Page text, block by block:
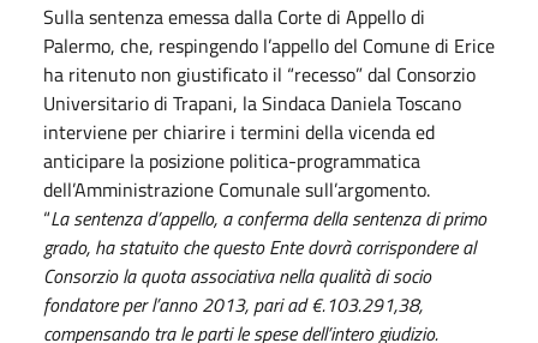
Sulla sentenza emessa dalla Corte di Appello di
Palermo, che, respingendo l’appello del Comune di Erice
ha ritenuto non giustificato il “recesso” dal Consorzio
Universitario di Trapani, la Sindaca Daniela Toscano
interviene per chiarire i termini della vicenda ed
anticipare la posizione politica-programmatica
dell’Amministrazione Comunale sull’argomento.
“La sentenza d’appello, a conferma della sentenza di primo
grado, ha statuito che questo Ente dovrà corrispondere al
Consorzio la quota associativa nella qualità di socio
fondatore per l’anno 2013, pari ad €.103.291,38,
compensando tra le parti le spese dell’intero giudizio.